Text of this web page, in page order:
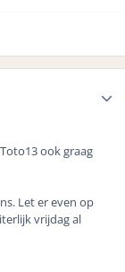
ook graag
Let er even op
vrijdag al